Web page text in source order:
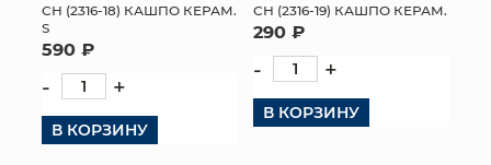
СН (2316-18) КАШПО КЕРАМ.
S
590 ₽
- +
В КОРЗИНУ
СН (2316-19) КАШПО КЕРАМ.
290 ₽
- +
В КОРЗИНУ